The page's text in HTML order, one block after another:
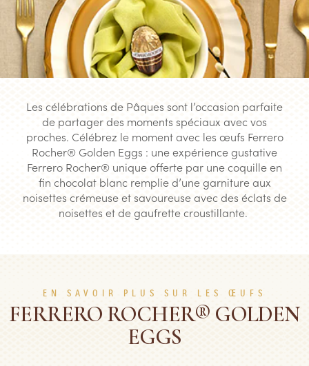
Les célébrations de Pâques sont l’occasion parfaite
de partager des moments spéciaux avec vos
proches. Célébrez le moment avec les œufs Ferrero
Rocher® Golden Eggs : une expérience gustative
Ferrero Rocher® unique offerte par une coquille en
fin chocolat blanc remplie d’une garniture aux
noisettes crémeuse et savoureuse avec des éclats de
noisettes et de gaufrette croustillante.
EN SAVOIR PLUS SUR LES ŒUFS
FERRERO ROCHER® GOLDEN
EGGS